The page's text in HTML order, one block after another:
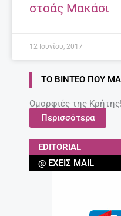
στοάς Μακάσι
12 Ιουνίου, 2017
ΤΟ ΒΊΝΤΕΟ ΠΟΥ
Ομορφιές της Κρήτης!
Περισσότερα
EDITORIAL
@ ΈΧΕΙΣ MAIL